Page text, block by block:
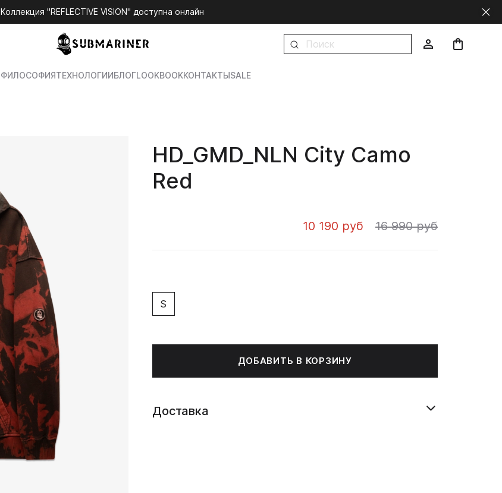
Коллекция "REFLECTIVE VISION" доступна онлайн
ФИЛОСОФИЯТЕХНОЛОГИИБЛОГLOOKBOOKКОНТАКТЫSALE
HD_GMD_NLN City Camo
Red
16 990 руб
10 190 руб
S
ДОБАВИТЬ В КОРЗИНУ
Доставка